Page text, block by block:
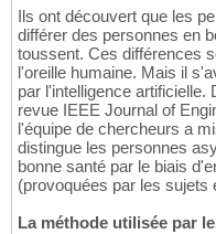
Ils ont découvert que les
différer des personnes en
toussent. Ces différences
l'oreille humaine. Mais il
par l'intelligence artificielle.
revue IEEE Journal of
l'équipe de chercheurs a
distingue les personnes
bonne santé par le biais
(provoquées par les sujets
La méthode utilisée par